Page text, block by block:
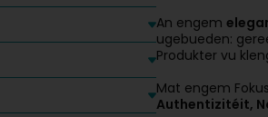
An engem
ugebueden:
Produkter vu
Mat engem
Authentizitéit,